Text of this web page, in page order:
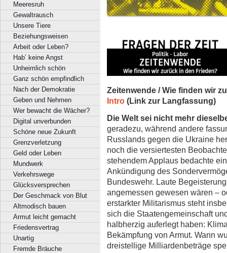
Meeresruh
Gewaltrausch
Unsere Tiere
Beziehungsweisen
Arbeit oder Leben?
Hab’ keine Angst
Unheimlich schön
Ganz schön empfindlich
Nach der Demokratie
Geben und Nehmen
Wer bewacht die Wächer?
Digital unverbunden
Schöne neue Zukunft
Grenzverletzung
Geld oder Leben
Mundwerk
Verkehrswege
Glücksversprechen
Der Geschmack von Blut
Altmodisch bauen
Armut leicht gemacht
Friedensvertrag
Unartig
Fremde Bräuche
Zeitenwende / Wie finden wir
Intro (Link zur Langfassung)
Die Welt sei nicht mehr
geradezu, während andere
Russlands gegen die Ukraine
noch die versiertesten
stehendem Applaus bedachte
Ankündigung des
Bundeswehr. Laute
angemessen gewesen wären –
erstarkter Militarismus steht
sich die Staatengemeinschaft
halbherzig auferlegt haben:
Bekämpfung von Armut. Wann
dreistellige Milliardenbeträge